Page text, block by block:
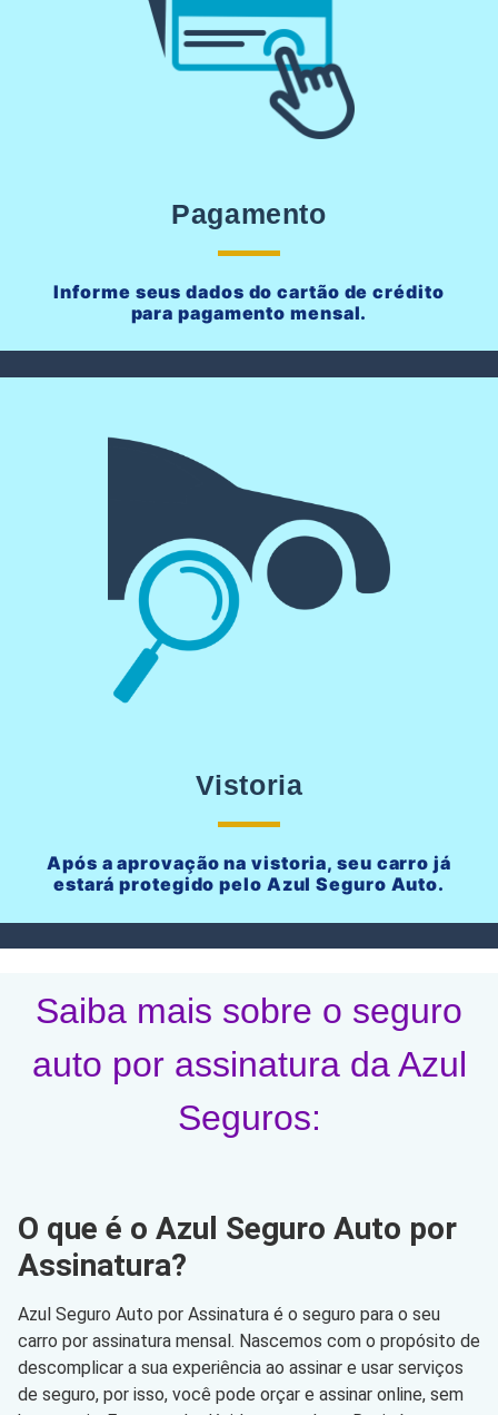
Pagamento
Informe seus dados do cartão de crédito
para pagamento mensal.
Vistoria
Após a aprovação na vistoria, seu carro já
estará protegido pelo Azul Seguro Auto.
Saiba mais sobre o seguro
auto por assinatura da Azul
Seguros:
O que é o Azul Seguro Auto por
Assinatura?
Azul Seguro Auto por Assinatura é o seguro para o seu
carro por assinatura mensal. Nascemos com o propósito de
descomplicar a sua experiência ao assinar e usar serviços
de seguro, por isso, você pode orçar e assinar online, sem